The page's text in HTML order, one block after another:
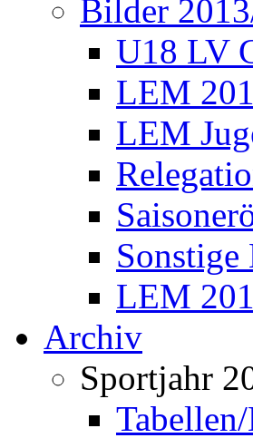
Bilder
U18 LV
LEM
LEM
LEM
Archiv
Sportjahr